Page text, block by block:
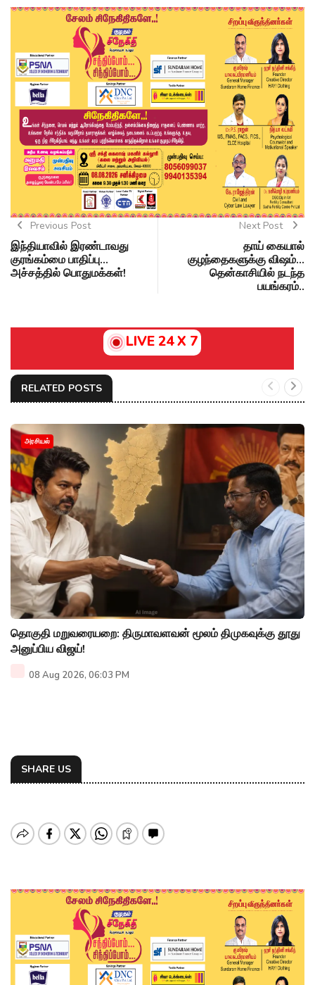
Previous Post
இந்தியாவில் இரண்டாவது
குரங்கம்மை பாதிப்பு...
அச்சத்தில் பொதுமக்கள்!
Next Post
தாய் கையால்
குழந்தைகளுக்கு விஷம்...
தென்காசியில் நடந்த
பயங்கரம்..
LIVE 24 X 7
RELATED POSTS
அரசியல்
தொகுதி மறுவரையறை: திருமாவளவன் மூலம் திமுகவுக்கு தூது
அனுப்பிய விஜய்!
08 Aug 2026, 06:03 PM
SHARE US